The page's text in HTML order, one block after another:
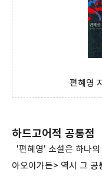
편혜영
하드고어적 공통점
'편혜영' 소설은 하나
아오이가든> 역시 그